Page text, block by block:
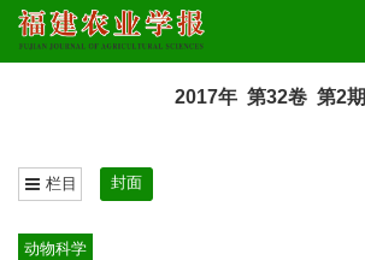
2017年 第32卷 第2期
栏目 封面
动物科学